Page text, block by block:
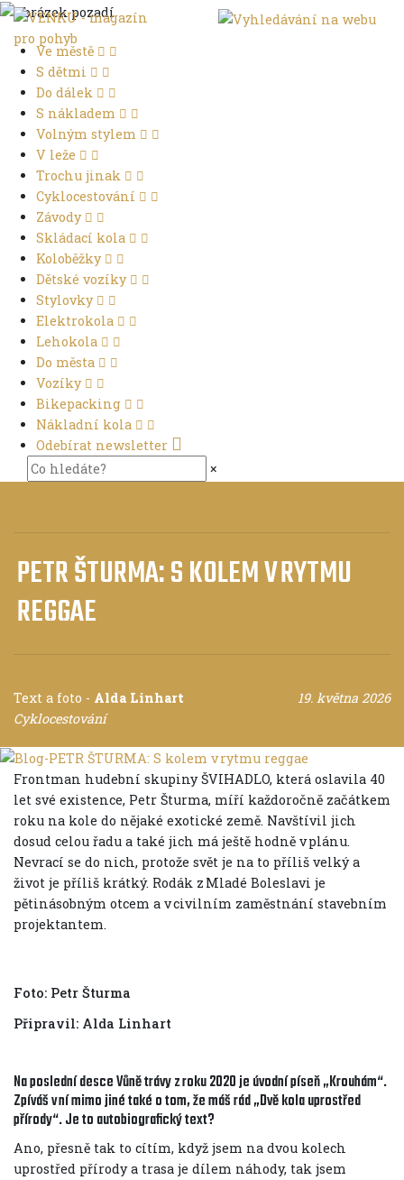
Ve městě
S dětmi
Do dálek
S nákladem
Volným stylem
V leže
Trochu jinak
Cyklocestování
Závody
Skládací kola
Koloběžky
Dětské vozíky
Stylovky
Elektrokola
Lehokola
Do města
Vozíky
Bikepacking
Nákladní kola
Odebírat newsletter
×
PETR ŠTURMA: S KOLEM V RYTMU
REGGAE
Text a foto - Alda Linhart
19. května 2026
Cyklocestování
Frontman hudební skupiny ŠVIHADLO, která oslavila 40
let své existence, Petr Šturma, míří každoročně začátkem
roku na kole do nějaké exotické země. Navštívil jich
dosud celou řadu a také jich má ještě hodně v plánu.
Nevrací se do nich, protože svět je na to příliš velký a
život je příliš krátký. Rodák z Mladé Boleslavi je
pětinásobným otcem a v civilním zaměstnání stavebním
projektantem.
Foto: Petr Šturma
Připravil: Alda Linhart
Na poslední desce Vůně trávy z roku 2020 je úvodní píseň „Krouhám“.
Zpíváš v ní mimo jiné také o tom, že máš rád „Dvě kola uprostřed
přírody“. Je to autobiografický text?
Ano, přesně tak to cítím, když jsem na dvou kolech
uprostřed přírody a trasa je dílem náhody, tak jsem